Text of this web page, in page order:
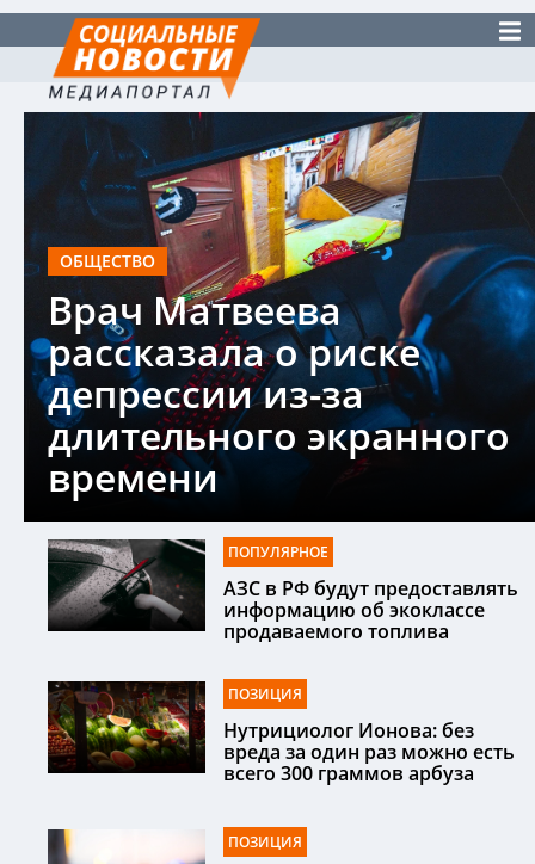
ОБЩЕСТВО
Врач Матвеева
рассказала о риске
депрессии из-за
длительного экранного
времени
ПОПУЛЯРНОЕ
АЗС в РФ будут предоставлять
информацию об экоклассе
продаваемого топлива
ПОЗИЦИЯ
Нутрициолог Ионова: без
вреда за один раз можно есть
всего 300 граммов арбуза
ПОЗИЦИЯ